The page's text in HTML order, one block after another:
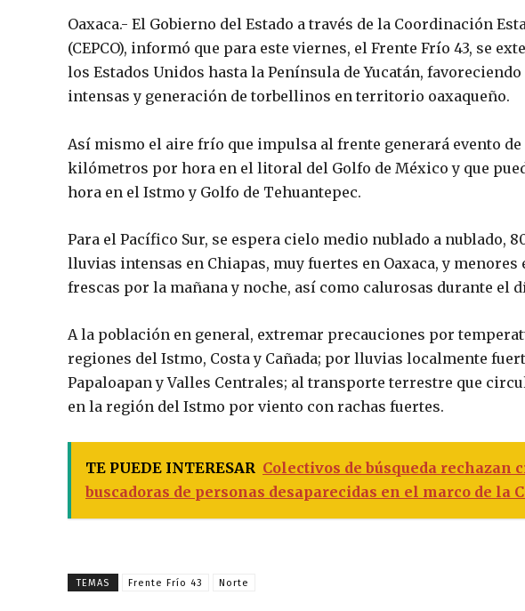
Oaxaca.- El Gobierno del Estado a través de la Coordinación
(CEPCO), informó que para este viernes, el Frente Frío 43, se
los Estados Unidos hasta la Península de Yucatán,
intensas y generación de torbellinos en territorio oaxaqueño.
Así mismo el aire frío que impulsa al frente generará evento de
kilómetros por hora en el litoral del Golfo de México y que
hora en el Istmo y Golfo de Tehuantepec.
Para el Pacífico Sur, se espera cielo medio nublado a nublado,
lluvias intensas en Chiapas, muy fuertes en Oaxaca, y
frescas por la mañana y noche, así como calurosas durante el
A la población en general, extremar precauciones por
regiones del Istmo, Costa y Cañada; por lluvias localmente
Papaloapan y Valles Centrales; al transporte terrestre que
en la región del Istmo por viento con rachas fuertes.
TE PUEDE INTERESAR Colectivos de búsqueda
buscadoras de personas desaparecidas en el marco de la
TEMAS Frente Frío 43 Norte